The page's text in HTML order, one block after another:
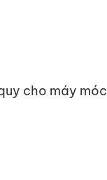
cho máy móc